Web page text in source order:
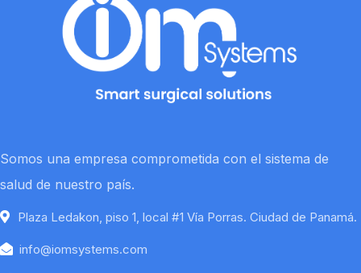
Somos una empresa comprometida con el sistema de
salud de nuestro país.
Plaza Ledakon, piso 1, local #1 Vía Porras. Ciudad de Panamá.
info@iomsystems.com